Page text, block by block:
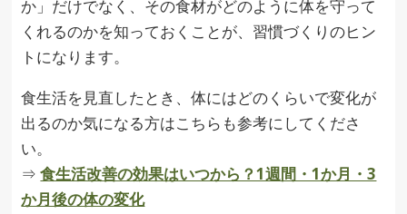
か」だけでなく、その食材がどのように体を守って
くれるのかを知っておくことが、習慣づくりのヒン
トになります。
食生活を見直したとき、体にはどのくらいで変化が
出るのか気になる方はこちらも参考にしてくださ
い。
⇒食生活改善の効果はいつから？1週間・1か月・3
か月後の体の変化